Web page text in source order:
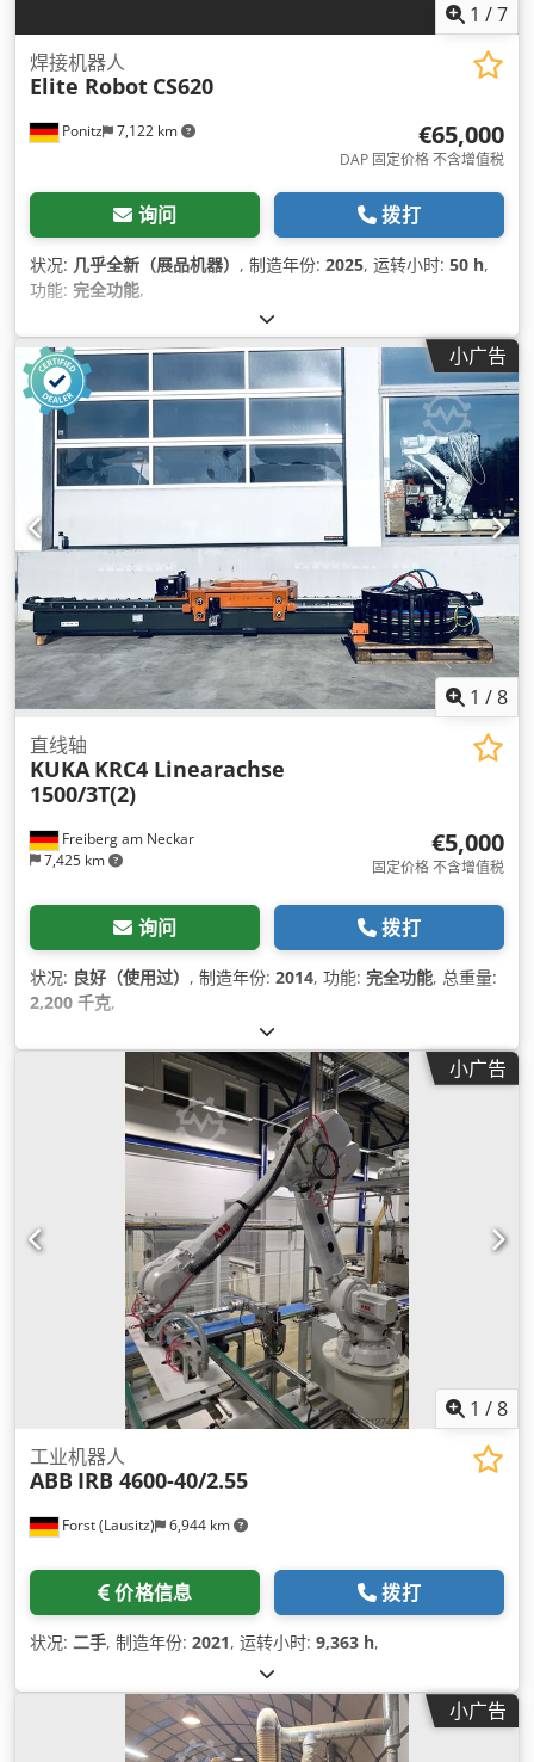
1 /7
Ponitz 7,122 km
焊接机器人
Elite Robot CS620
€65,000
DAP 固定价格 不含增值税
询问 拨打
状况: 几乎全新（展品机器） , 制造年份: 2025, 运转小时: 50 h,
功能: 完全功能,
小广告
1 /8
Freiberg am Neckar
7,425 km
直线轴
KUKA KRC4 Linearachse
1500/3T(2)
€5,000
固定价格 不含增值税
询问 拨打
状况: 良好（使用过） , 制造年份: 2014, 功能: 完全功能, 总重量:
2,200 千克,
小广告
1 /8
Forst (Lausitz) 6,944 km
工业机器人
ABB IRB 4600-40/2.55
价格信息 拨打
状况: 二手, 制造年份: 2021, 运转小时: 9,363 h,
小广告